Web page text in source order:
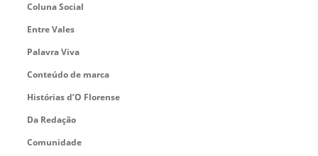
Coluna Social
Entre Vales
Palavra Viva
Conteúdo de marca
Histórias d’O Florense
Da Redação
Comunidade